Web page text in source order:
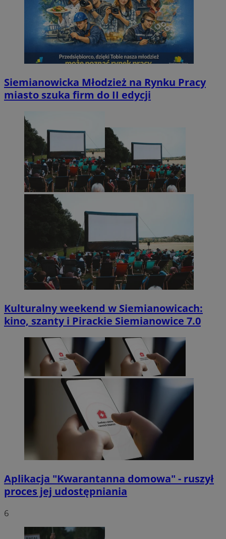
Siemianowicka Młodzież na Rynku Pracy
miasto szuka firm do II edycji
Kulturalny weekend w Siemianowicach:
kino, szanty i Pirackie Siemianowice 7.0
Aplikacja "Kwarantanna domowa" - ruszył
proces jej udostępniania
6